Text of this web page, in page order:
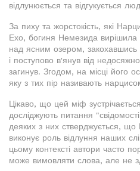
відлунюється та відгукується
За пиху та жорстокість, які
Ехо, богиня Немезида вирішила
над ясним озером, закохавшись
і поступово в'янув від
загинув. Згодом, на місці його
яку з тих пір називають
Цікаво, що цей міф
досліджують питання
деяких з них стверджується,
виконує роль відлуння наших
цьому контексті автори часто
може вимовляти слова, але не